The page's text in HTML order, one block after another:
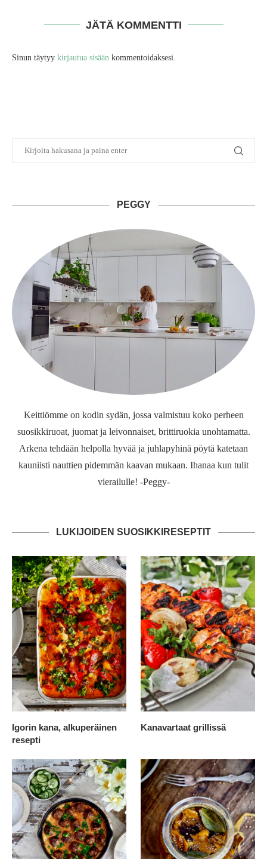
JÄTÄ KOMMENTTI
Sinun täytyy kirjautua sisään kommentoidaksesi.
PEGGY
Keittiömme on kodin sydän, jossa valmistuu koko perheen
suosikkiruoat, juomat ja leivonnaiset, brittiruokia unohtamatta.
Arkena tehdään helpolla hyvää ja juhlapyhinä pöytä katetaan
kauniisti nauttien pidemmän kaavan mukaan. Ihanaa kun tulit
vierailulle! -Peggy-
LUKIJOIDEN SUOSIKKIRESEPTIT
Igorin kana, alkuperäinen
resepti
Kanavartaat grillissä